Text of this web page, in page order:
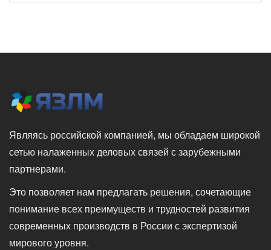
Являясь российской компанией, мы обладаем широкой
сетью налаженных деловых связей с зарубежными
партнерами.
Это позволяет нам предлагать решения, сочетающие
понимание всех преимуществ и трудностей развития
современных производств в России с экспертизой
мирового уровня.